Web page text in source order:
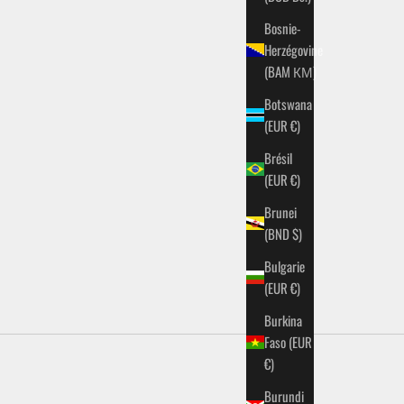
Bosnie-
Herzégovine
(BAM КМ)
Botswana
(EUR €)
Brésil
(EUR €)
Brunei
(BND $)
Bulgarie
(EUR €)
Burkina
Faso (EUR
€)
Burundi